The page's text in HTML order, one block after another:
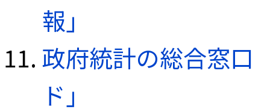
報」
政府統計の総合窓口
ド」